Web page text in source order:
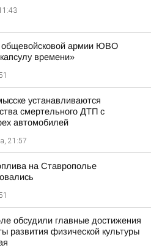
общевойсковой армии ЮВО
времени»
устанавливаются
смертельного ДТП с
автомобилей
21:57
на Ставрополье
обсудили главные достижения
развития физической культуры